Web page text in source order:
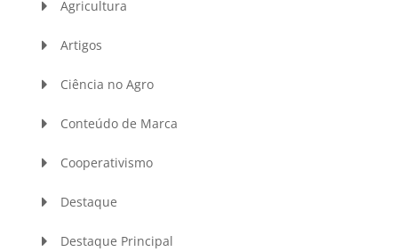
Agricultura
Artigos
Ciência no Agro
Conteúdo de Marca
Cooperativismo
Destaque
Destaque Principal